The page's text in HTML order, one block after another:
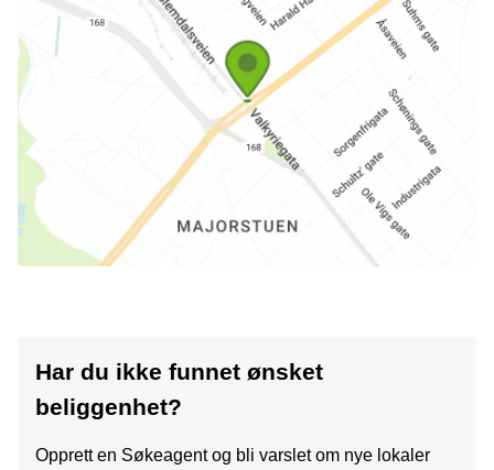
Har du ikke funnet ønsket
beliggenhet?
Opprett en Søkeagent og bli varslet om nye lokaler